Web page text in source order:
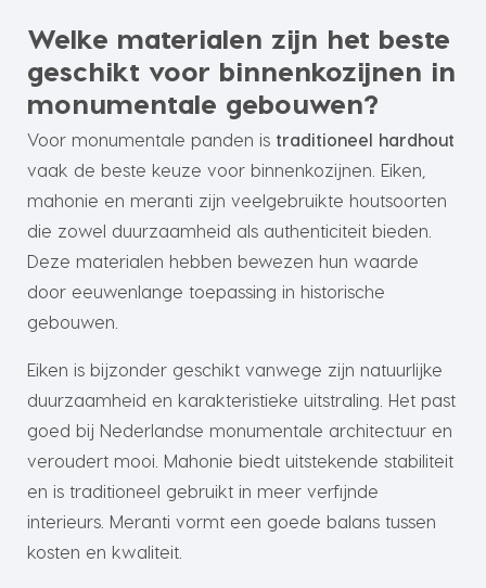
Welke materialen zijn het beste
geschikt voor binnenkozijnen in
monumentale gebouwen?
Voor monumentale panden is traditioneel hardhout
vaak de beste keuze voor binnenkozijnen. Eiken,
mahonie en meranti zijn veelgebruikte houtsoorten
die zowel duurzaamheid als authenticiteit bieden.
Deze materialen hebben bewezen hun waarde
door eeuwenlange toepassing in historische
gebouwen.
Eiken is bijzonder geschikt vanwege zijn natuurlijke
duurzaamheid en karakteristieke uitstraling. Het past
goed bij Nederlandse monumentale architectuur en
veroudert mooi. Mahonie biedt uitstekende stabiliteit
en is traditioneel gebruikt in meer verfijnde
interieurs. Meranti vormt een goede balans tussen
kosten en kwaliteit.